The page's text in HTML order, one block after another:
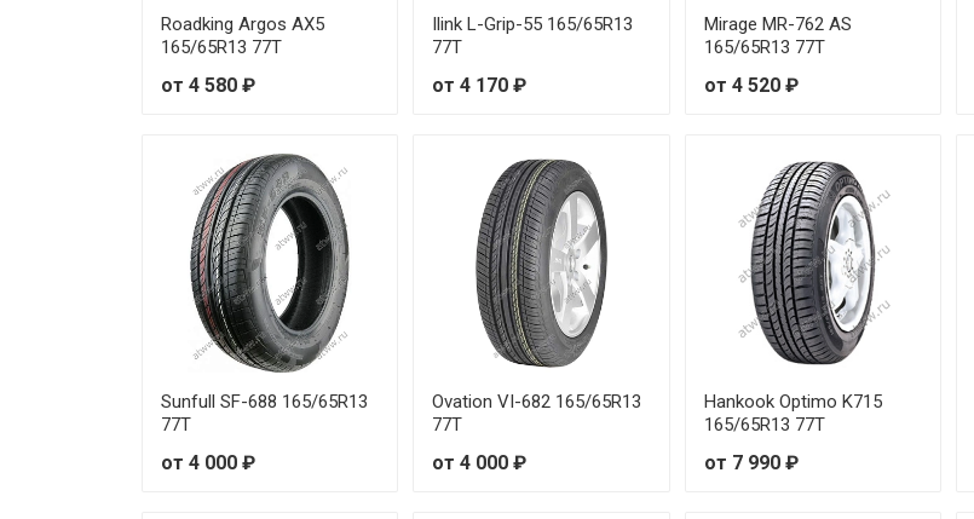
Roadking Argos AX5
165/65R13 77T
от 4 580 ₽
Ilink L-Grip-55 165/65R13
77T
от 4 170 ₽
Mirage MR-762 AS
165/65R13 77T
от 4 520 ₽
Sunfull SF-688 165/65R13
77T
от 4 000 ₽
Ovation VI-682 165/65R13
77T
от 4 000 ₽
Hankook Optimo K715
165/65R13 77T
от 7 990 ₽